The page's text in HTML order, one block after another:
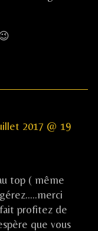
2017 @ 19
top ( même
profitez de
que vous